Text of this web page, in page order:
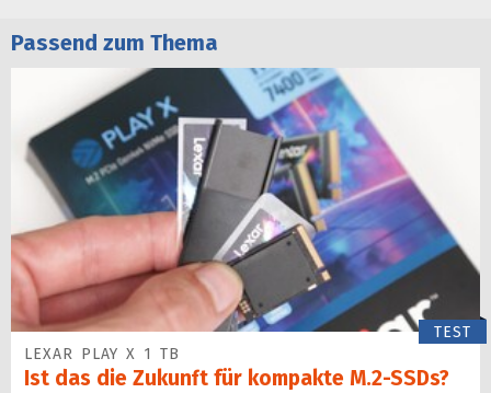
Passend zum Thema
TEST
LEXAR PLAY X 1 TB
Ist das die Zukunft für kompakte M.2-SSDs?